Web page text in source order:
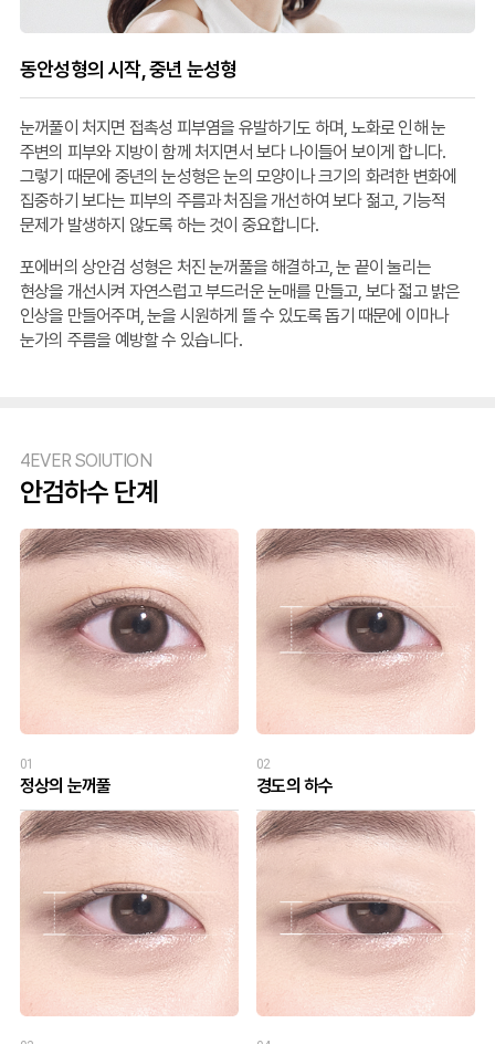
동안성형의 시작, 중년 눈성형
눈꺼풀이 처지면 접촉성 피부염을 유발하기도 하며, 노화로 인해 눈
주변의 피부와 지방이 함께 처지면서 보다 나이들어 보이게 합니다.
그렇기 때문에 중년의 눈성형은 눈의 모양이나 크기의 화려한 변화에
집중하기 보다는 피부의 주름과 처짐을 개선하여 보다 젊고, 기능적
문제가 발생하지 않도록 하는 것이 중요합니다.
포에버의 상안검 성형은 처진 눈꺼풀을 해결하고, 눈 끝이 눌리는
현상을 개선시켜 자연스럽고 부드러운 눈매를 만들고, 보다 젋고 밝은
인상을 만들어주며, 눈을 시원하게 뜰 수 있도록 돕기 때문에 이마나
눈가의 주름을 예방할 수 있습니다.
4EVER SOlUTION
안검하수 단계
01
정상의 눈꺼풀
02
경도의 하수